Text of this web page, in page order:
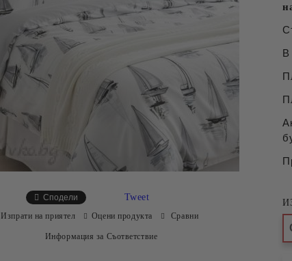
В
Сподели Tweet
Изпрати на приятел Оцени продукта Сравни
Информация за Съответствие